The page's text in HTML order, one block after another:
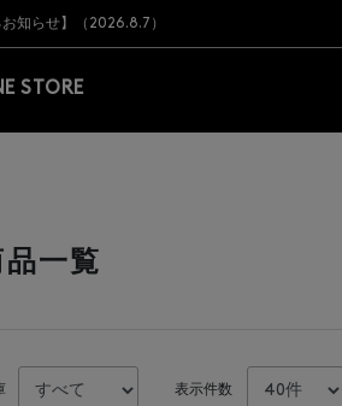
上げで常時送料無料！お買い物の際は会員登録を！
知らせ】（2026.8.7）
】（2026.8.5）
届けについて
意事項
上げで常時送料無料！お買い物の際は会員登録を！
STORE
品一覧
表示件数